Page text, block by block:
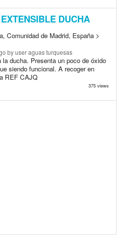
DUCHA
Comunidad de Madrid, España >
by user aguas turquesas
la ducha. Presenta un poco de óxido
siendo funcional. A recoger en
REF CAJQ
375 views